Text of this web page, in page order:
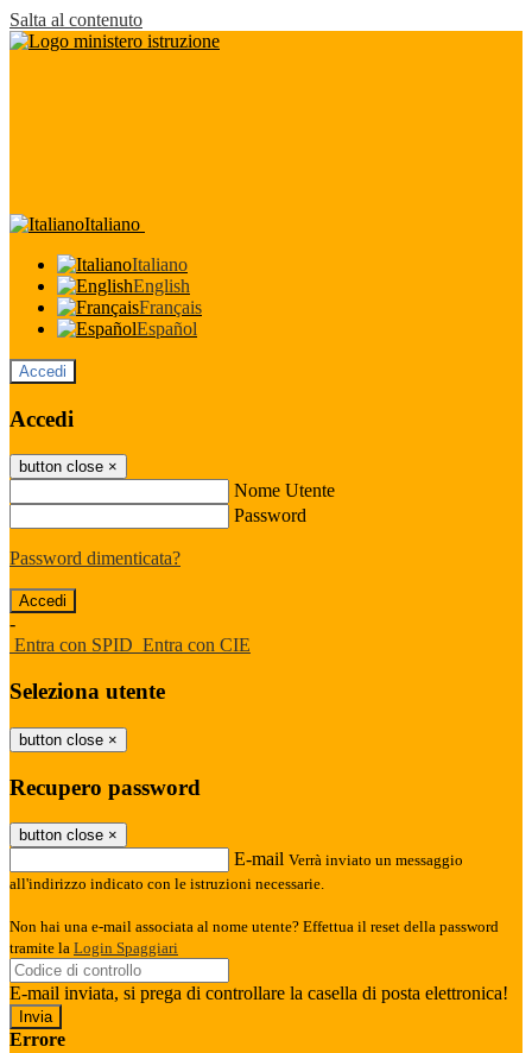
Salta al contenuto
Italiano
Italiano
English
Français
Español
Accedi
Accedi
button close ×
Nome Utente
Password
Password dimenticata?
-
Entra con SPID Entra con CIE
Seleziona utente
button close ×
Recupero password
button close ×
E-mail Verrà inviato un messaggio
all'indirizzo indicato con le istruzioni necessarie.
Non hai una e-mail associata al nome utente? Effettua il reset della password
tramite la Login Spaggiari
E-mail inviata, si prega di controllare la casella di posta elettronica!
Errore